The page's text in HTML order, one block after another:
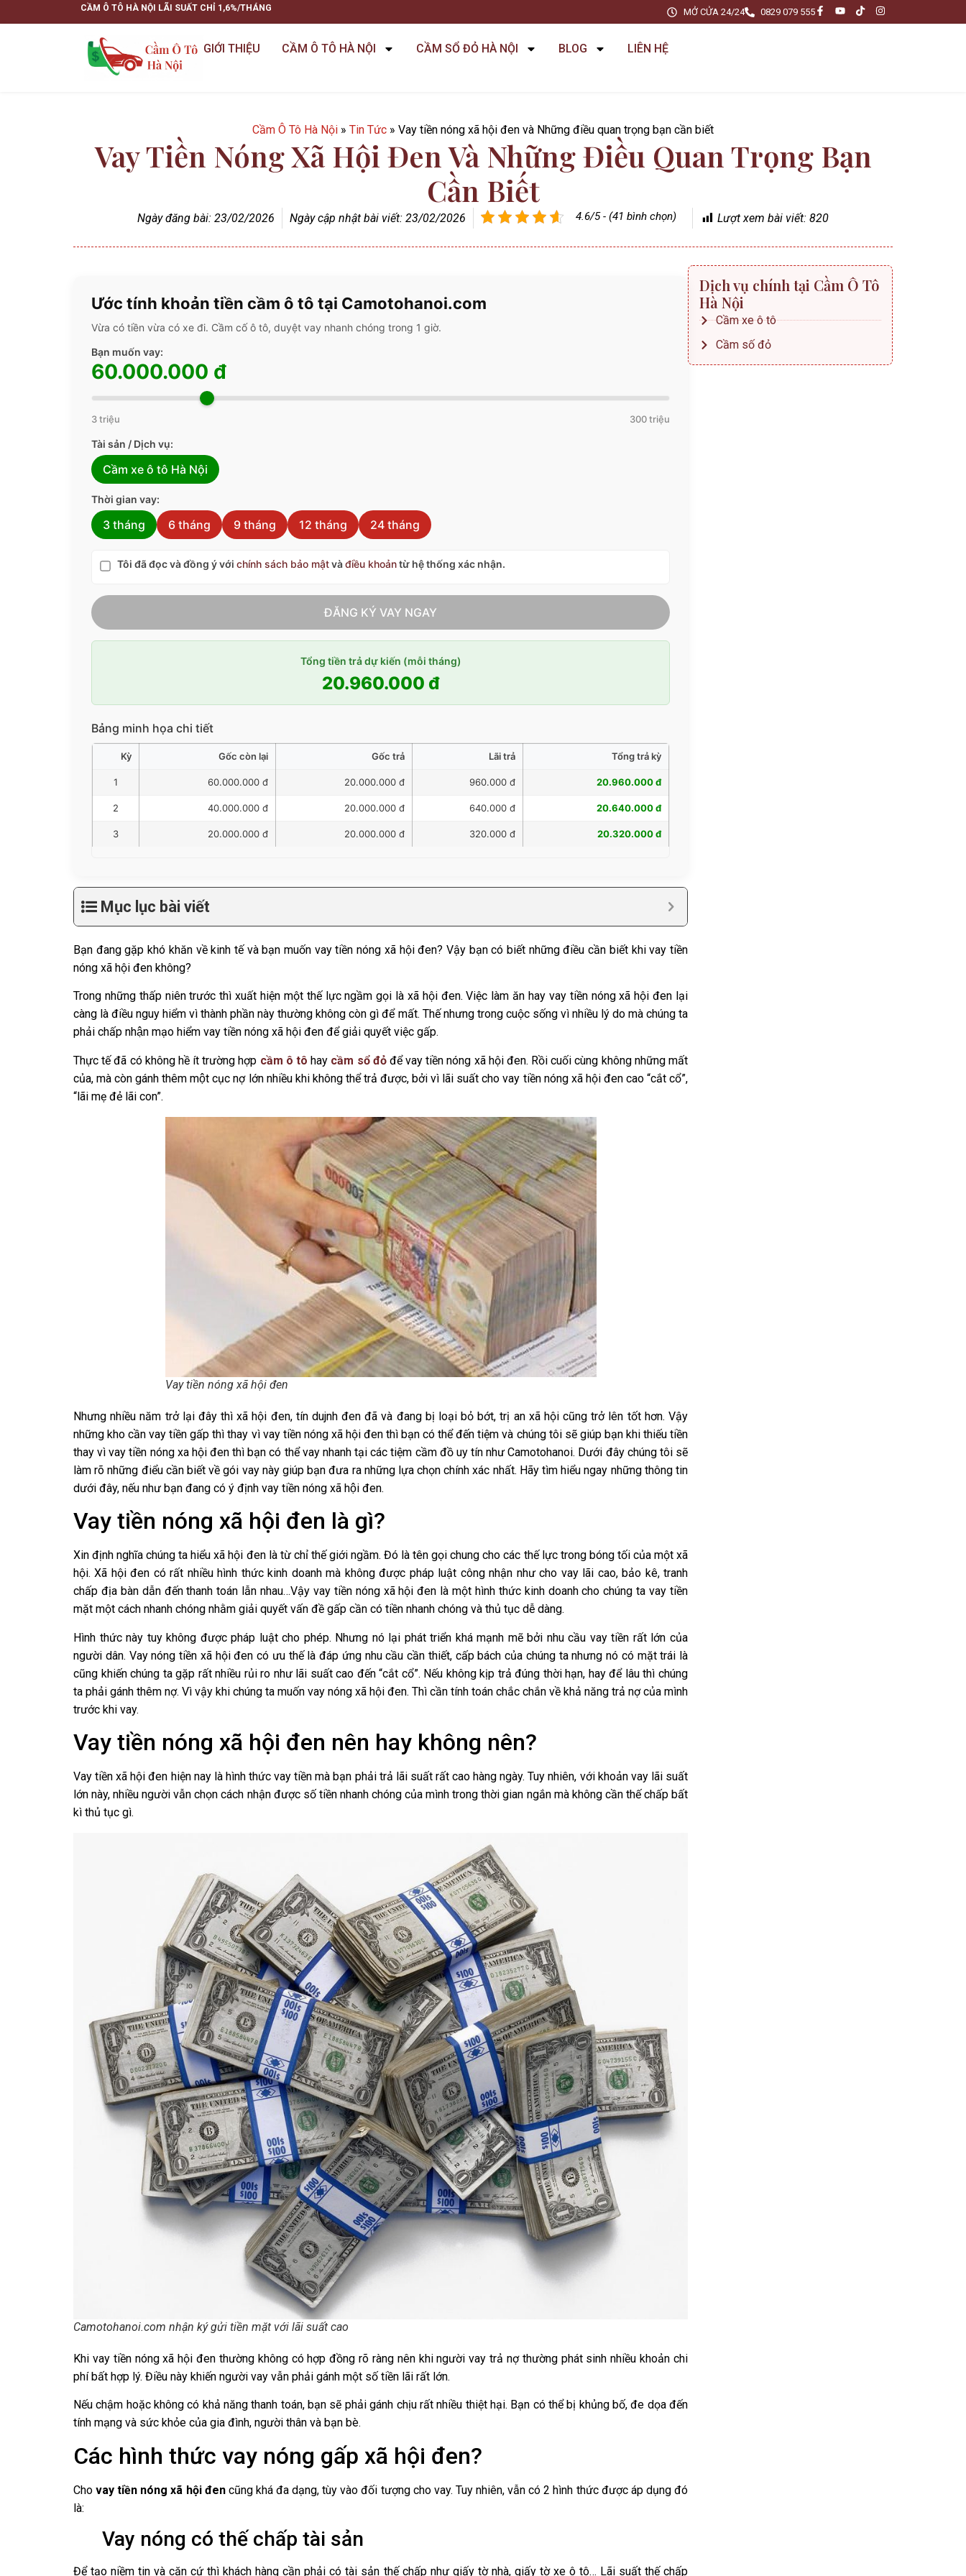
CẦM Ô TÔ HÀ NỘI LÃI SUẤT CHỈ 1,6%/THÁNG MỞ CỬA 24/24 0829 079 555
GIỚI THIỆU CẦM Ô TÔ HÀ NỘI CẦM SỔ ĐỎ HÀ NỘI BLOG LIÊN HỆ
Cầm Ô Tô Hà Nội » Tin Tức » Vay tiền nóng xã hội đen và Những điều quan trọng bạn cần biết
Vay Tiền Nóng Xã Hội Đen Và Những Điều Quan Trọng Bạn
Cần Biết
Ngày đăng bài: 23/02/2026 Ngày cập nhật bài viết: 23/02/2026 4.6/5 - (41 bình chọn) Lượt xem bài viết: 820
Ước tính khoản tiền cầm ô tô tại Camotohanoi.com
Vừa có tiền vừa có xe đi. Cầm cố ô tô, duyệt vay nhanh chóng trong 1 giờ.
Bạn muốn vay:
60.000.000 đ
3 triệu 300 triệu
Tài sản / Dịch vụ:
Cầm xe ô tô Hà Nội
Thời gian vay:
3 tháng 6 tháng 9 tháng 12 tháng 24 tháng
Tôi đã đọc và đồng ý với chính sách bảo mậtvàđiều khoảntừ hệ thống xác nhận.
ĐĂNG KÝ VAY NGAY
Tổng tiền trả dự kiến (mỗi tháng)
20.960.000 đ
Bảng minh họa chi tiết
Kỳ Gốc còn lại Gốc trả Lãi trả Tổng trả kỳ
1 60.000.000 đ 20.000.000 đ 960.000 đ 20.960.000 đ
2 40.000.000 đ 20.000.000 đ 640.000 đ 20.640.000 đ
3 20.000.000 đ 20.000.000 đ 320.000 đ 20.320.000 đ
Mục lục bài viết
Bạn đang gặp khó khăn về kinh tế và bạn muốn vay tiền nóng xã hội đen? Vậy bạn có biết những điều cần biết khi vay tiền
nóng xã hội đen không?
Trong những thấp niên trước thì xuất hiện một thế lực ngầm gọi là xã hội đen. Việc làm ăn hay vay tiền nóng xã hội đen lại
càng là điều nguy hiểm vì thành phần này thường không còn gì để mất. Thế nhưng trong cuộc sống vì nhiều lý do mà chúng ta
phải chấp nhận mạo hiểm vay tiền nóng xã hội đen để giải quyết việc gấp.
Thực tế đã có không hề ít trường hợp cầm ô tô hay cầm sổ đỏđể vay tiền nóng xã hội đen. Rồi cuối cùng không những mất
của, mà còn gánh thêm một cục nợ lớn nhiều khi không thể trả được, bởi vì lãi suất cho vay tiền nóng xã hội đen cao “cắt cổ”,
“lãi mẹ đẻ lãi con”.
Vay tiền nóng xã hội đen
Nhưng nhiều năm trở lại đây thì xã hội đen, tín dujnh đen đã và đang bị loại bỏ bớt, trị an xã hội cũng trở lên tốt hơn. Vậy
những kho cần vay tiền gấp thì thay vì vay tiền nóng xã hội đen thì bạn có thể đến tiệm và chúng tôi sẽ giúp bạn khi thiếu tiền
thay vì vay tiền nóng xa hội đen thì bạn có thể vay nhanh tại các tiệm cầm đồ uy tín nhưCamotohanoi. Dưới đây chúng tôi sẽ
làm rõ những điểu cần biết về gói vay này giúp bạn đưa ra những lựa chọn chính xác nhất. Hãy tìm hiểu ngay những thông tin
dưới đây, nếu như bạn đang có ý định vay tiền nóng xã hội đen.
Vay tiền nóng xã hội đen là gì?
Xin định nghĩa chúng ta hiểu xã hội đen là từ chỉ thế giới ngầm. Đó là tên gọi chung cho các thế lực trong bóng tối của một xã
hội. Xã hội đen có rất nhiều hình thức kinh doanh mà không được pháp luật công nhận như cho vay lãi cao, bảo kê, tranh
chấp địa bàn dẫn đến thanh toán lẫn nhau…Vậy vay tiền nóng xã hội đen là một hình thức kinh doanh cho chúng ta vay tiền
mặt một cách nhanh chóng nhằm giải quyết vấn đề gấp cần có tiền nhanh chóng và thủ tục dễ dàng.
Hình thức này tuy không được pháp luật cho phép. Nhưng nó lại phát triển khá mạnh mẽ bởi nhu cầu vay tiền rất lớn của
người dân. Vay nóng tiền xã hội đen có ưu thế là đáp ứng nhu cầu cần thiết, cấp bách của chúng ta nhưng nó có mặt trái là
cũng khiến chúng ta gặp rất nhiều rủi ro như lãi suất cao đến “cắt cổ”. Nếu không kịp trả đúng thời hạn, hay để lâu thì chúng
ta phải gánh thêm nợ. Vì vậy khi chúng ta muốn vay nóng xã hội đen. Thì cần tính toán chắc chắn về khả năng trả nợ của mình
trước khi vay.
Vay tiền nóng xã hội đen nên hay không nên?
Vay tiền xã hội đen hiện nay là hình thức vay tiền mà bạn phải trả lãi suất rất cao hàng ngày. Tuy nhiên, với khoản vay lãi suất
lớn này, nhiều người vẫn chọn cách nhận được số tiền nhanh chóng của mình trong thời gian ngắn mà không cần thế chấp bất
kì thủ tục gì.
Camotohanoi.com nhận ký gửi tiền mặt với lãi suất cao
Khi vay tiền nóng xã hội đen thường không có hợp đồng rõ ràng nên khi người vay trả nợ thường phát sinh nhiều khoản chi
phí bất hợp lý. Điều này khiến người vay vẫn phải gánh một số tiền lãi rất lớn.
Nếu chậm hoặc không có khả năng thanh toán, bạn sẽ phải gánh chịu rất nhiều thiệt hại. Bạn có thể bị khủng bố, đe dọa đến
tính mạng và sức khỏe của gia đình, người thân và bạn bè.
Các hình thức vay nóng gấp xã hội đen?
Chovay tiền nóng xã hội đencũng khá đa dạng, tùy vào đối tượng cho vay. Tuy nhiên, vẫn có 2 hình thức được áp dụng đó
là:
Vay nóng có thế chấp tài sản
Để tạo niềm tin và căn cứ thì khách hàng cần phải có tài sản thế chấp như giấy tờ nhà, giấy tờ xe ô tô… Lãi suất thế chấp
Dịch vụ chính tại Cầm Ô Tô
Hà Nội
Cầm xe ô tô
Cầm số đỏ